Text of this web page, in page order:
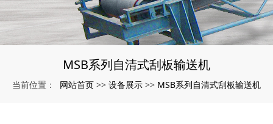
MSB系列自清式刮板输送机
当前位置： 网站首页 >> 设备展示 >> MSB系列自清式刮板输送机